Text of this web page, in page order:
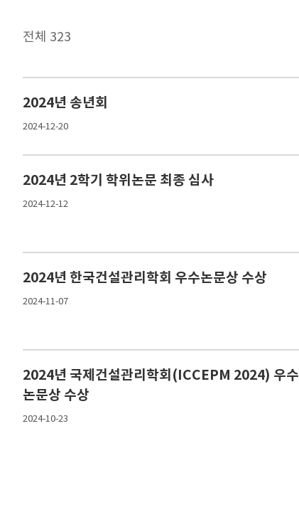
전체 323
2024년 송년회
2024-12-20
2024년 2학기 학위논문 최종 심사
2024-12-12
2024년 한국건설관리학회 우수논문상 수상
2024-11-07
2024년 국제건설관리학회(ICCEPM 2024) 우수
논문상 수상
2024-10-23